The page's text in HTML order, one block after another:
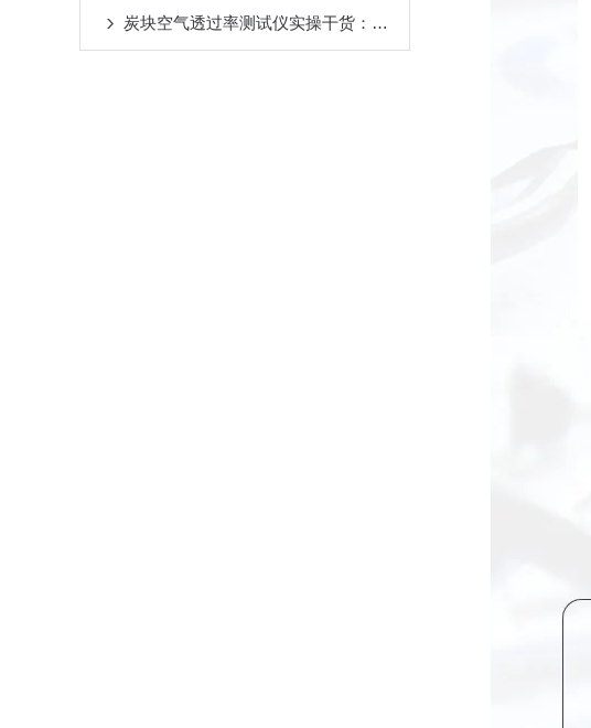
炭块空气透过率测试仪实操干货：原理、操作与养护技巧